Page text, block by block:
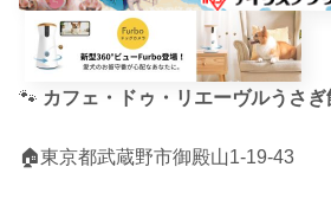
🐾 カフェ・ドゥ・リエーヴルうさぎ
🏠東京都武蔵野市御殿山1-19-43